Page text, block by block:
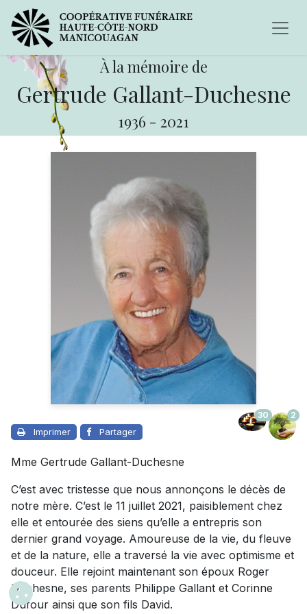
À la mémoire de
Gertrude Gallant-Duchesne
1936 - 2021
Imprimer Partager
30 2
Mme Gertrude Gallant-Duchesne
C’est avec tristesse que nous annonçons le décès de
notre mère. C’est le 11 juillet 2021, paisiblement chez
elle et entourée des siens qu’elle a entrepris son
dernier grand voyage. Amoureuse de la vie, du fleuve
et de la nature, elle a traversé la vie avec optimisme et
douceur. Elle rejoint maintenant son époux Roger
Duchesne, ses parents Philippe Gallant et Corinne
Dufour ainsi que son fils David.